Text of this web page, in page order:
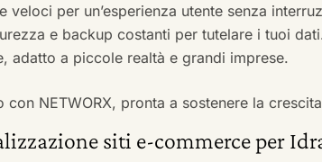
veloci per un’esperienza utente senza
e backup costanti per tutelare i tuoi
adatto a piccole realtà e grandi imprese.
NETWORX, pronta a sostenere la
siti e-commerce per